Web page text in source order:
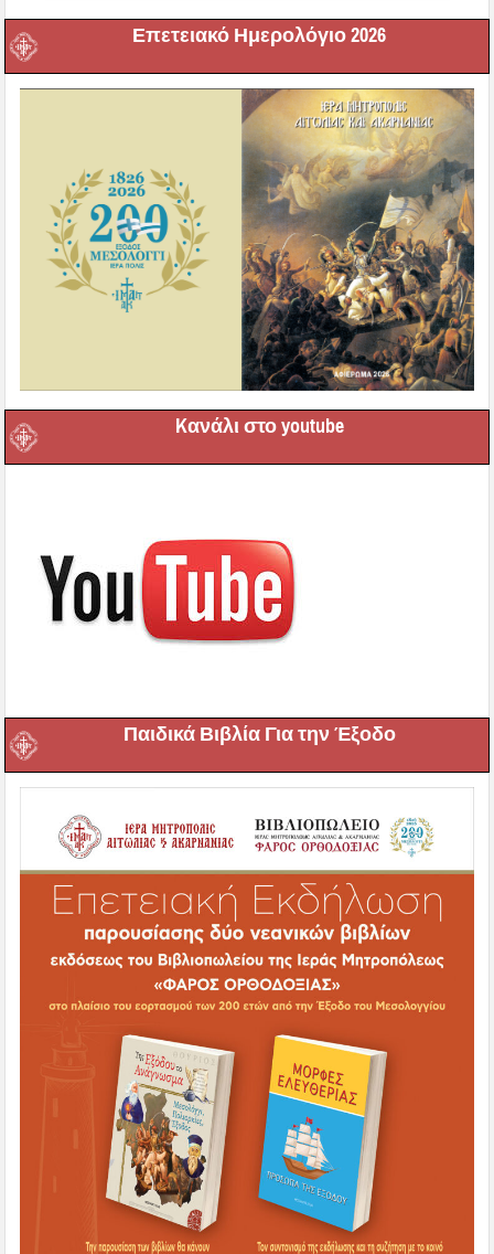
Επετειακό Ημερολόγιο 2026
Kανάλι στο youtube
Παιδικά Βιβλία Για την Έξοδο